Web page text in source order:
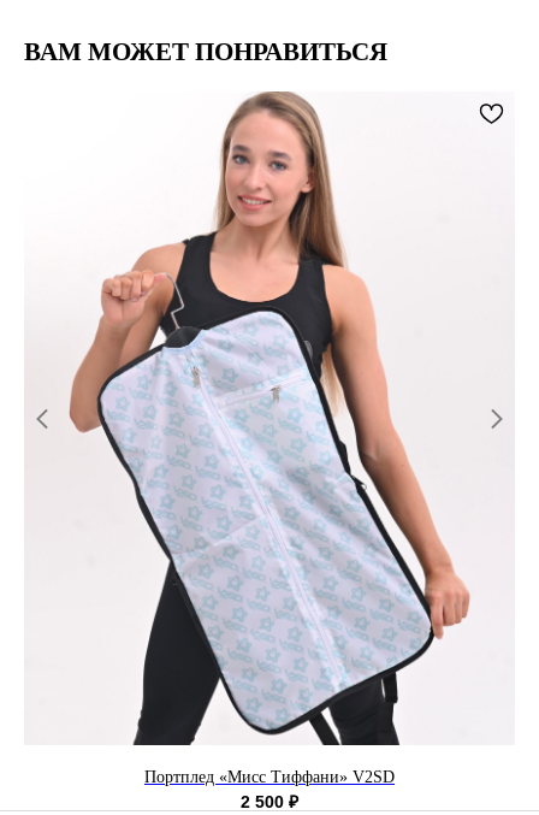
ВАМ МОЖЕТ ПОНРАВИТЬСЯ
Портплед «Мисс Тиффани» V2SD
2 500 ₽